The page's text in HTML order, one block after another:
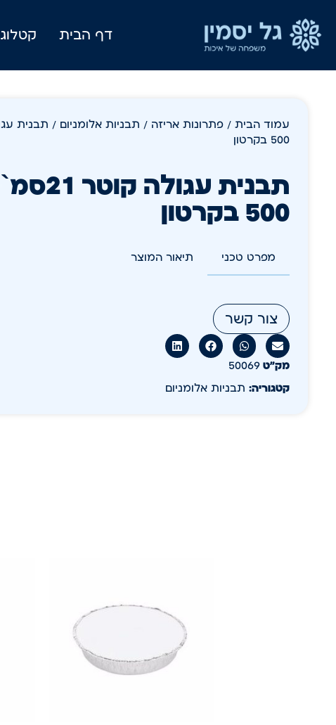
דף הבית קטלוג
עמוד הבית / פתרונות אריזה / תבניות אלומניום
500 בקרטון
500 בקרטון
מפרט טכני תיאור המוצר
צור קשר
מק״ט 50069
קטגוריה: תבניות אלומניום